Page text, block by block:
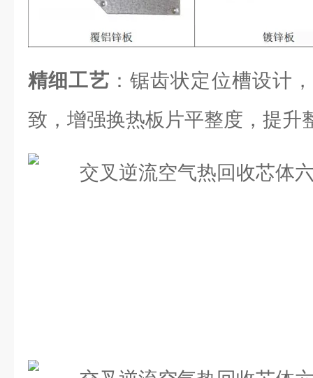
精细工艺 ：锯齿状定位槽设计
致，增强换热板片平整度，提升